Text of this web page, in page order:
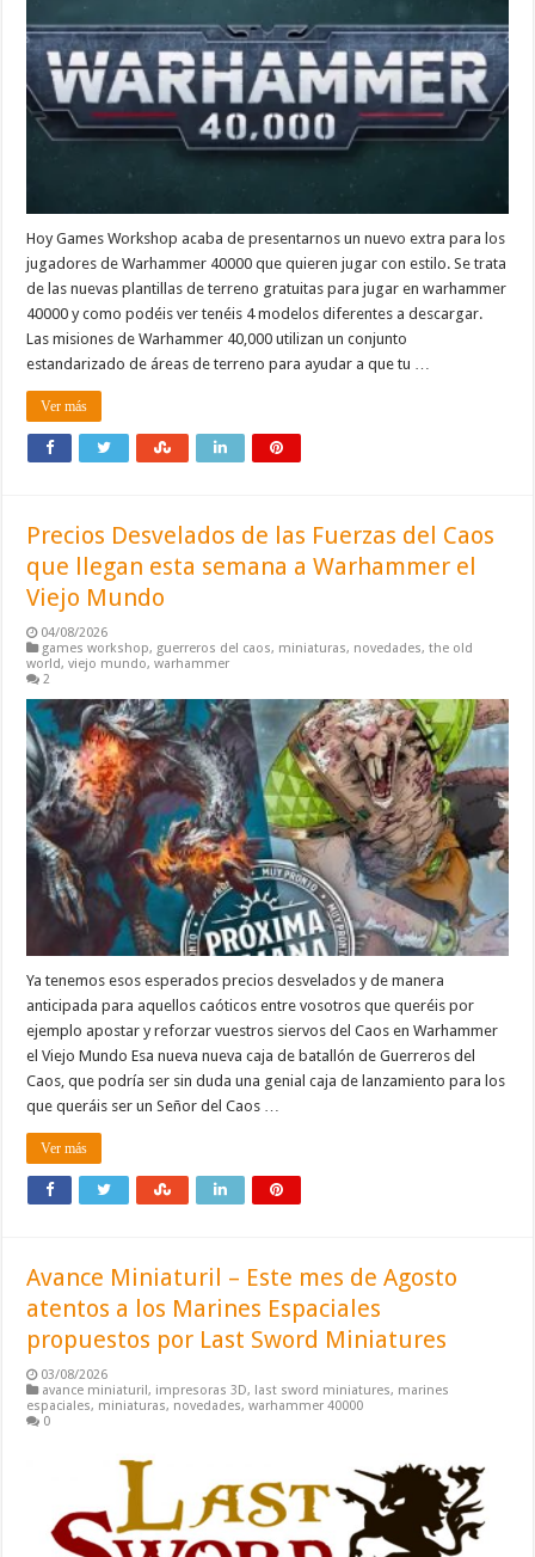
Hoy Games Workshop acaba de presentarnos un nuevo extra para los
jugadores de Warhammer 40000 que quieren jugar con estilo. Se trata
de las nuevas plantillas de terreno gratuitas para jugar en warhammer
40000 y como podéis ver tenéis 4 modelos diferentes a descargar.
Las misiones de Warhammer 40,000 utilizan un conjunto
estandarizado de áreas de terreno para ayudar a que tu …
Ver más
Precios Desvelados de las Fuerzas del Caos
que llegan esta semana a Warhammer el
Viejo Mundo
04/08/2026
games workshop, guerreros del caos, miniaturas, novedades,the old
world,viejo mundo,warhammer
2
Ya tenemos esos esperados precios desvelados y de manera
anticipada para aquellos caóticos entre vosotros que queréis por
ejemplo apostar y reforzar vuestros siervos del Caos en Warhammer
el Viejo Mundo Esa nueva nueva caja de batallón de Guerreros del
Caos, que podría ser sin duda una genial caja de lanzamiento para los
que queráis ser un Señor del Caos …
Ver más
Avance Miniaturil – Este mes de Agosto
atentos a los Marines Espaciales
propuestos por Last Sword Miniatures
03/08/2026
avance miniaturil, impresoras 3D, last sword miniatures, marines
espaciales, miniaturas, novedades,warhammer 40000
0